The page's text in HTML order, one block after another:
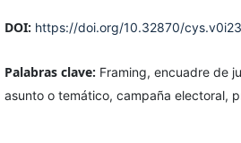
DOI: https://doi.org/10.32870/
Palabras clave: Framing, encuadre de
asunto o temático, campaña electoral,